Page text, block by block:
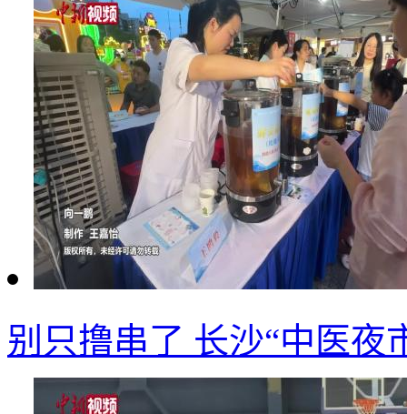
别只撸串了 长沙“中医夜